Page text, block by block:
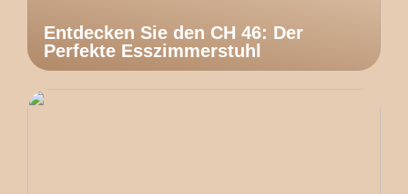
Entdecken Sie den CH 46: Der
Perfekte Esszimmerstuhl